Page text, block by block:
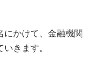
にかけて、金融機関
きます。